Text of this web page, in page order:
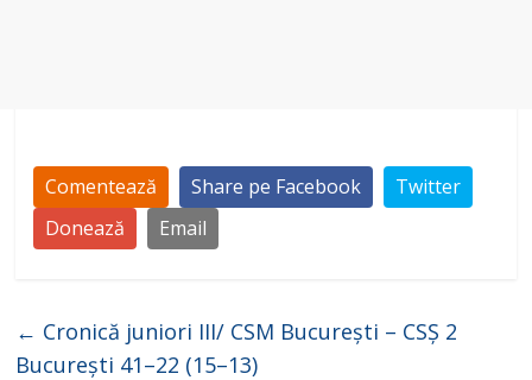
Comentează Share pe Facebook
Twitter
Donează
Email
← Cronică juniori III/ CSM București – CSȘ 2
București 41–22 (15–13)